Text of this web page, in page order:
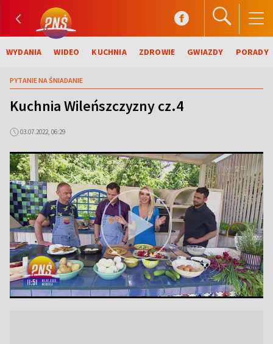
WYDANIA WIDEO KUCHNIA ZDROWIE GWIAZDY PORADY
PYTANIE NA ŚNIADANIE
Kuchnia Wileńszczyzny cz.4
03.07.2022, 06:29